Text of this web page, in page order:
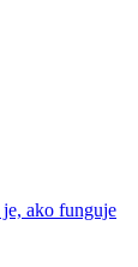
ako funguje